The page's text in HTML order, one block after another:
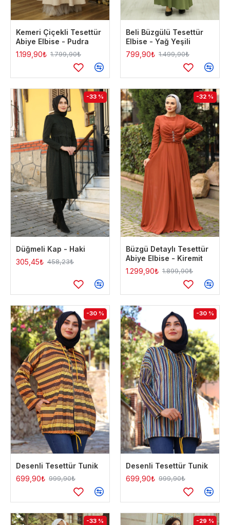
Kemeri Çiçekli Tesettür
Abiye Elbise - Pudra
1.199,90₺ 1.799,90₺
Beli Büzgülü Tesettür
Elbise - Yağ Yeşili
799,90₺ 1.499,90₺
-33 %
Düğmeli Kap - Haki
305,45₺ 458,23₺
-32 %
Büzgü Detaylı Tesettür
Abiye Elbise - Kiremit
1.299,90₺ 1.899,90₺
-30 %
Desenli Tesettür Tunik
699,90₺ 999,90₺
-30 %
Desenli Tesettür Tunik
699,90₺ 999,90₺
-33 % -29 %